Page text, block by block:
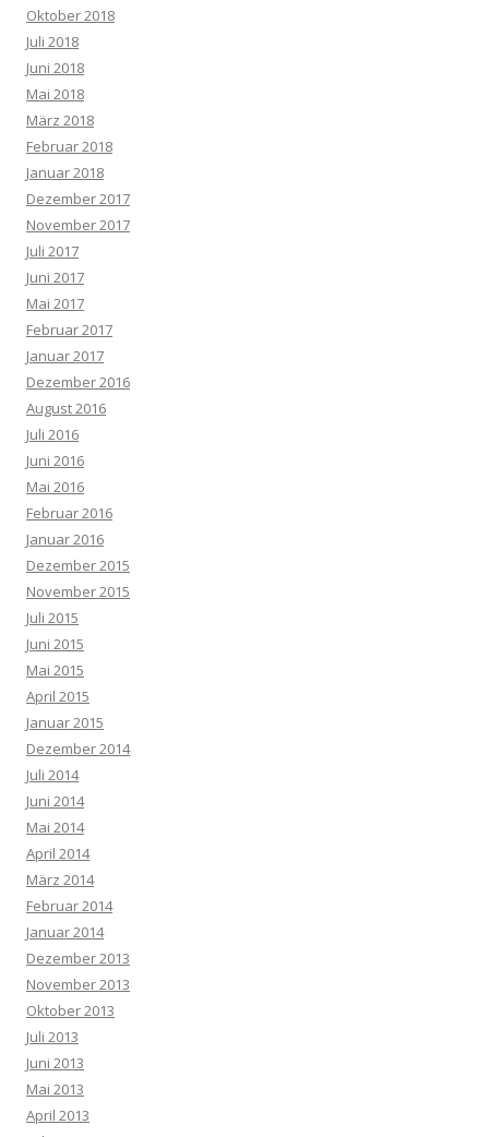
Oktober 2018
Juli 2018
Juni 2018
Mai 2018
März 2018
Februar 2018
Januar 2018
Dezember 2017
November 2017
Juli 2017
Juni 2017
Mai 2017
Februar 2017
Januar 2017
Dezember 2016
August 2016
Juli 2016
Juni 2016
Mai 2016
Februar 2016
Januar 2016
Dezember 2015
November 2015
Juli 2015
Juni 2015
Mai 2015
April 2015
Januar 2015
Dezember 2014
Juli 2014
Juni 2014
Mai 2014
April 2014
März 2014
Februar 2014
Januar 2014
Dezember 2013
November 2013
Oktober 2013
Juli 2013
Juni 2013
Mai 2013
April 2013